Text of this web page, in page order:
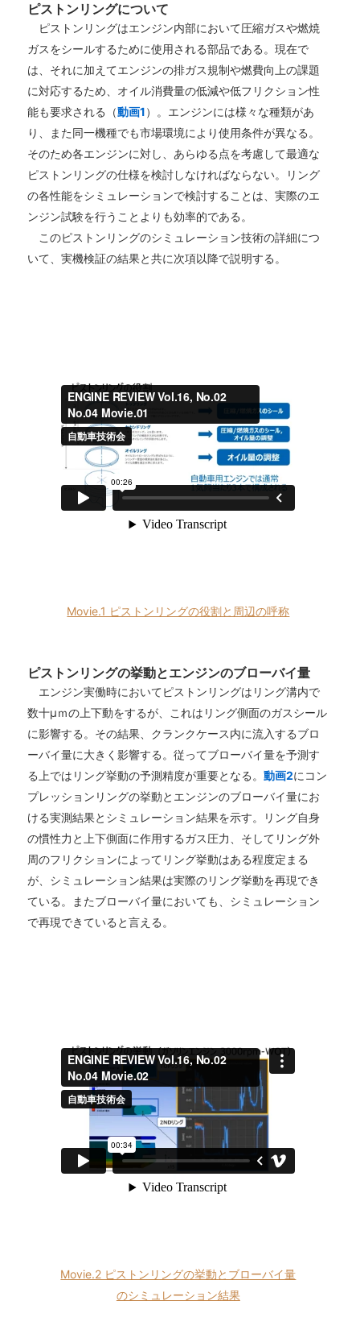
ピストンリングについて
ピストンリングはエンジン内部において圧縮ガスや燃焼
ガスをシールするために使用される部品である。現在で
は、それに加えてエンジンの排ガス規制や燃費向上の課題
に対応するため、オイル消費量の低減や低フリクション性
能も要求される（動画1）。エンジンには様々な種類があ
り、また同一機種でも市場環境により使用条件が異なる。
そのため各エンジンに対し、あらゆる点を考慮して最適な
ピストンリングの仕様を検討しなければならない。リング
の各性能をシミュレーションで検討することは、実際のエ
ンジン試験を行うことよりも効率的である。
このピストンリングのシミュレーション技術の詳細につ
いて、実機検証の結果と共に次項以降で説明する。
Movie.1 ピストンリングの役割と周辺の呼称
ピストンリングの挙動とエンジンのブローバイ量
エンジン実働時においてピストンリングはリング溝内で
数十μｍの上下動をするが、これはリング側面のガスシール
に影響する。その結果、クランクケース内に流入するブロ
ーバイ量に大きく影響する。従ってブローバイ量を予測す
る上ではリング挙動の予測精度が重要となる。動画2にコン
プレッションリングの挙動とエンジンのブローバイ量にお
ける実測結果とシミュレーション結果を示す。リング自身
の慣性力と上下側面に作用するガス圧力、そしてリング外
周のフリクションによってリング挙動はある程度定まる
が、シミュレーション結果は実際のリング挙動を再現でき
ている。またブローバイ量においても、シミュレーション
で再現できていると言える。
Movie.2 ピストンリングの挙動とブローバイ量
のシミュレーション結果